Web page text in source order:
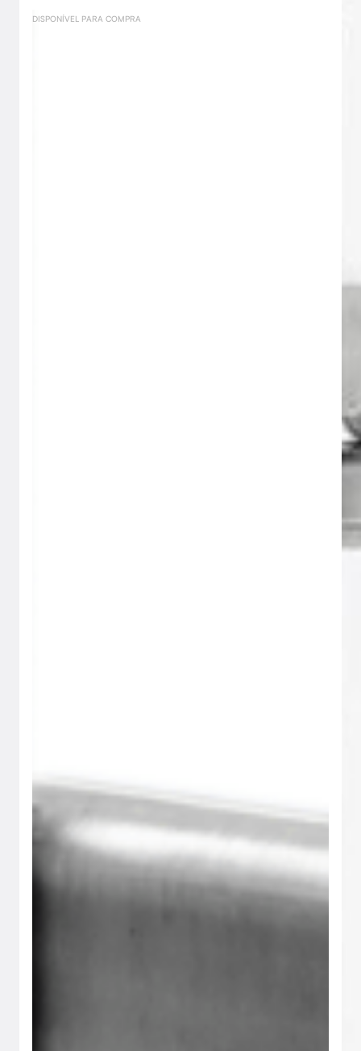
DISPONÍVEL PARA COMPRA